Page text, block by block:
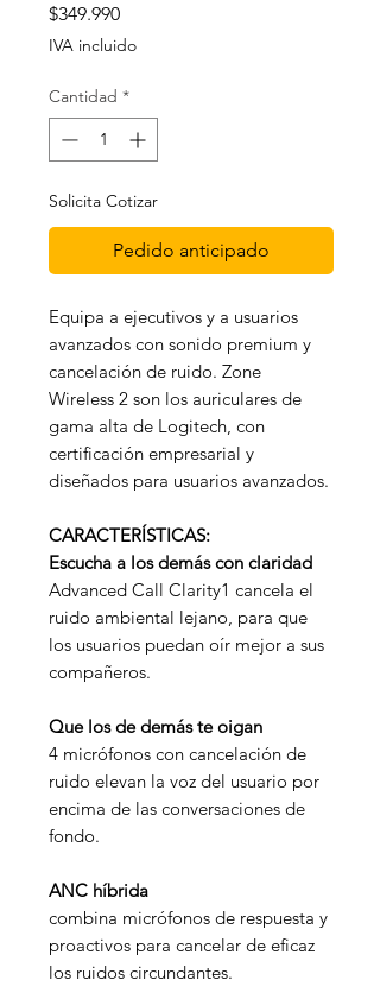
$349.990Precio
IVA incluido
Cantidad *
Solicita Cotizar
Pedido anticipado
Equipa a ejecutivos y a usuarios
avanzados con sonido premium y
cancelación de ruido. Zone
Wireless 2 son los auriculares de
gama alta de Logitech, con
certificación empresarial y
diseñados para usuarios avanzados.
CARACTERÍSTICAS:
Escucha a los demás con claridad
Advanced Call Clarity1 cancela el
ruido ambiental lejano, para que
los usuarios puedan oír mejor a sus
compañeros.
Que los de demás te oigan
4 micrófonos con cancelación de
ruido elevan la voz del usuario por
encima de las conversaciones de
fondo.
ANC híbrida
combina micrófonos de respuesta y
proactivos para cancelar de eficaz
los ruidos circundantes.